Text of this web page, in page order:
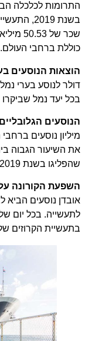
התרומות לכלכלה
כוללת ברחבי העולם.
הוצאות הנוסעים
בכל יעד נמל שביקרו
הנוסעים הגלובליים
שהפליגו בשנת 2019.
השפעת הקורונה על
לתעשייה. בכל יום של
בתעשיית הקרוזים של 2,500 משרות.